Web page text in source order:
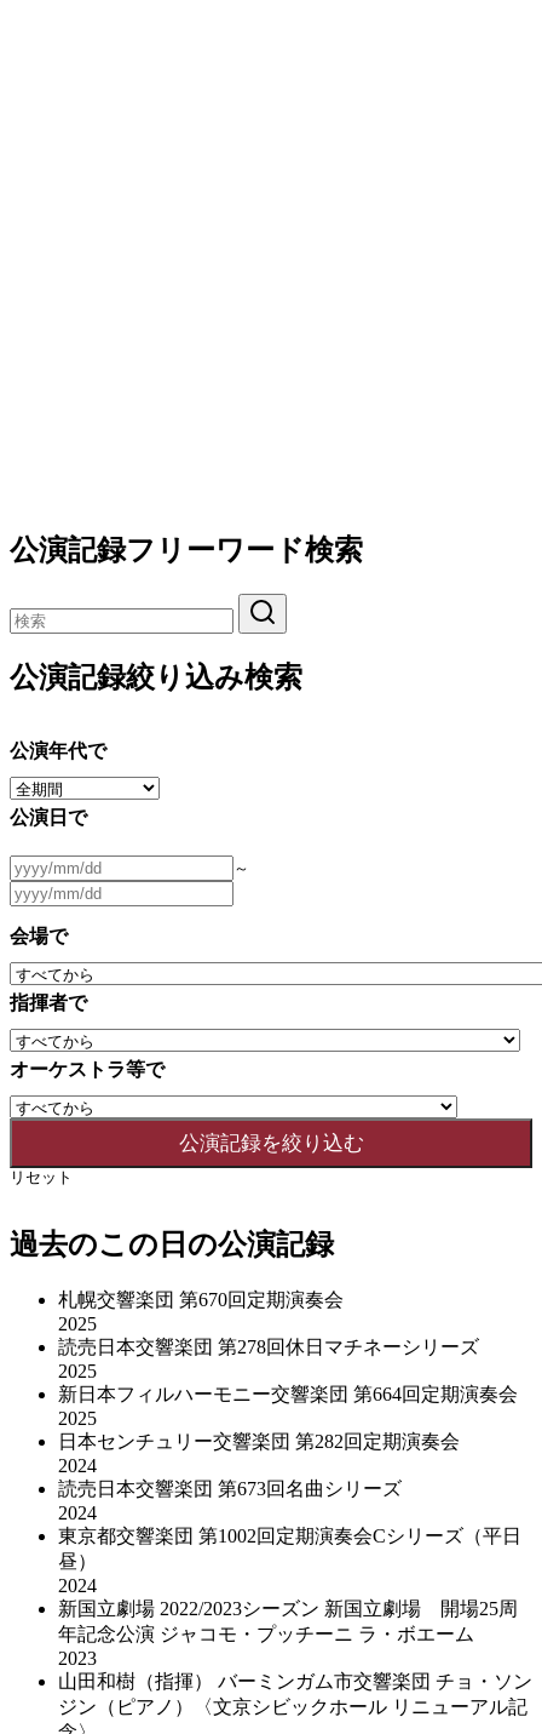
公演記録フリーワード検索
公演記録絞り込み検索
公演年代で
公演日で
～
会場で
指揮者で
オーケストラ等で
リセット
過去のこの日の公演記録
札幌交響楽団 第670回定期演奏会
2025
読売日本交響楽団 第278回休日マチネーシリーズ
2025
新日本フィルハーモニー交響楽団 第664回定期演奏会
2025
日本センチュリー交響楽団 第282回定期演奏会
2024
読売日本交響楽団 第673回名曲シリーズ
2024
東京都交響楽団 第1002回定期演奏会Cシリーズ（平日
昼）
2024
新国立劇場 2022/2023シーズン 新国立劇場 開場25周
年記念公演 ジャコモ・プッチーニ ラ・ボエーム
2023
山田和樹（指揮） バーミンガム市交響楽団 チョ・ソン
ジン（ピアノ）〈文京シビックホール リニューアル記